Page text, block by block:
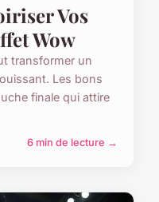
Vos
Wow
transformer un
Les bons
finale qui attire
6 min de lecture →